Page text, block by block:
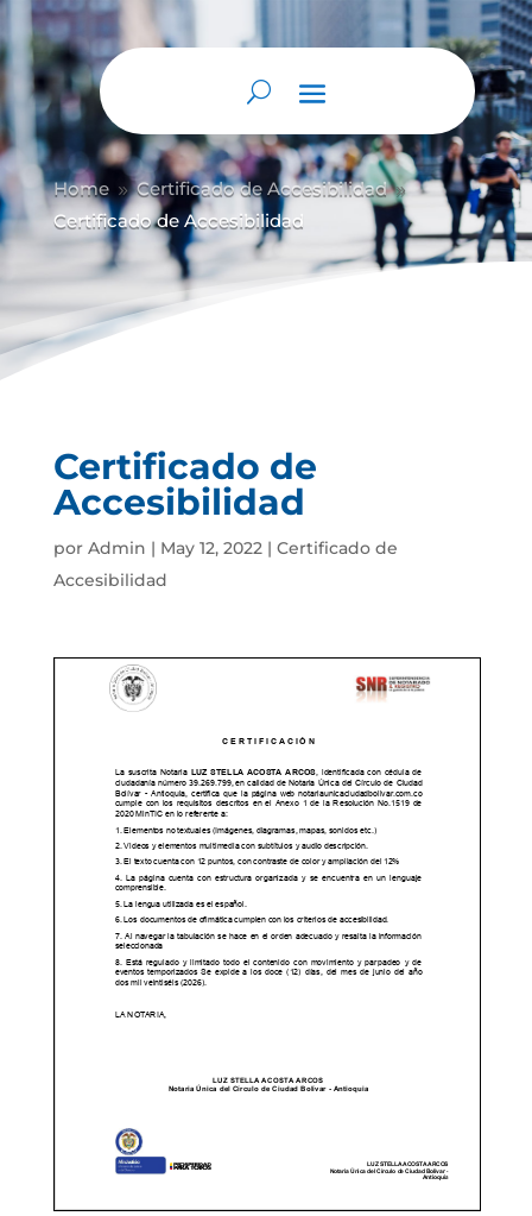
Home 9 Certificado de Accesibilidad 9
Certificado de Accesibilidad
Certificado de
Accesibilidad
por Admin | May 12, 2022| Certificado de
Accesibilidad